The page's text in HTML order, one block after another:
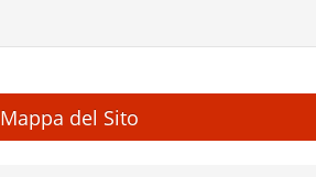
Mappa del Sito